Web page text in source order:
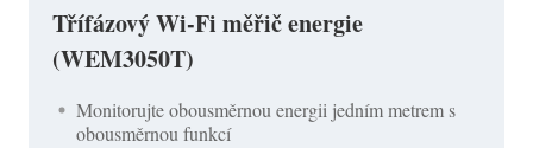
Třífázový Wi-Fi měřič energie
(WEM3050T)
Monitorujte obousměrnou energii jedním metrem s
obousměrnou funkcí